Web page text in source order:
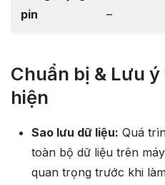
pin
–
Chuẩn bị & Lưu
hiện
Sao lưu dữ liệu: Quá
toàn bộ dữ liệu trên
quan trọng trước khi